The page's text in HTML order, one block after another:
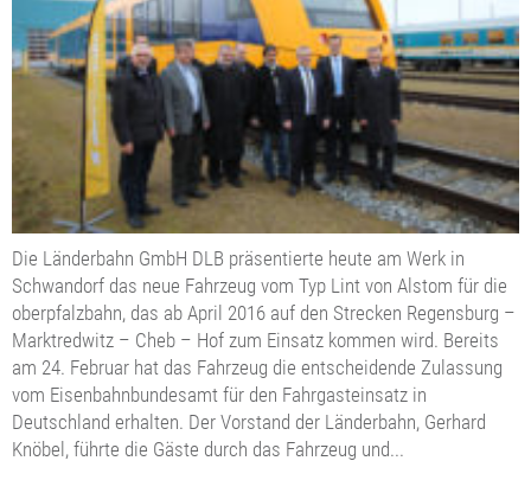
Die Länderbahn GmbH DLB präsentierte heute am Werk in
Schwandorf das neue Fahrzeug vom Typ Lint von Alstom für die
oberpfalzbahn, das ab April 2016 auf den Strecken Regensburg –
Marktredwitz – Cheb – Hof zum Einsatz kommen wird. Bereits
am 24. Februar hat das Fahrzeug die entscheidende Zulassung
vom Eisenbahnbundesamt für den Fahrgasteinsatz in
Deutschland erhalten. Der Vorstand der Länderbahn, Gerhard
Knöbel, führte die Gäste durch das Fahrzeug und...